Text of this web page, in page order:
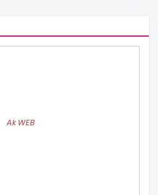
Ak WEB